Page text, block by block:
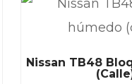
Nissan TB48